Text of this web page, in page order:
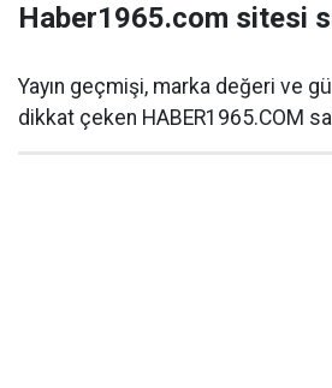
Haber1965.com sitesi
Yayın geçmişi, marka değeri ve
dikkat çeken HABER1965.COM